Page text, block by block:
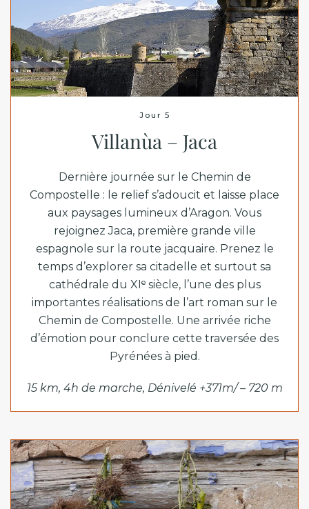
Jour 5
Villanùa – Jaca
Dernière journée sur le Chemin de
Compostelle : le relief s’adoucit et laisse place
aux paysages lumineux d’Aragon. Vous
rejoignezJaca, première grande ville
espagnole sur la route jacquaire. Prenez le
temps d’explorer sa citadelle et surtout sa
cathédrale du XIᵉ siècle, l’une des plus
importantes réalisations de l’art roman sur le
Chemin de Compostelle. Une arrivée riche
d’émotion pour conclure cette traversée des
Pyrénées à pied.
15 km, 4h de marche, Dénivelé +371m/ – 720 m